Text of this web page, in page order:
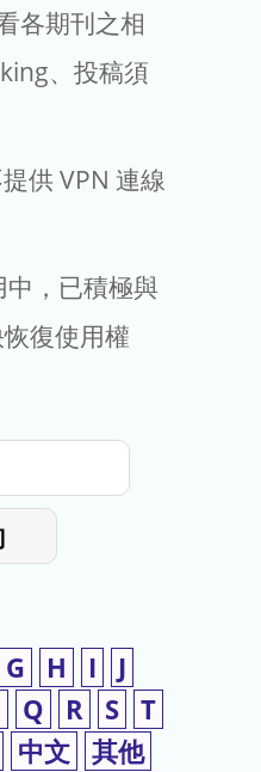
費
各期刊之相
、投稿須
供 VPN 連線
，已積極與
復使用權
G H I
J
Q R S T
中文 其他